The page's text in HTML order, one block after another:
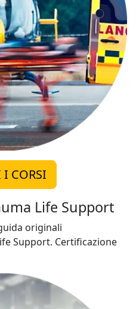
I CORSI
Life Support
originali
Support. Certificazione